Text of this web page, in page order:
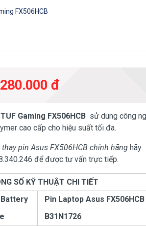
FX506HCB
đ
Gaming FX506HCB sử dung công
cao cấp cho hiệu suất tối đa.
thay pin Asus FX506HCB chính hãnghãy
để được tư vấn trực tiếp.
SỐ KỸ THUẬT CHI TIẾT
Pin Laptop Asus FX506HCB
B31N1726